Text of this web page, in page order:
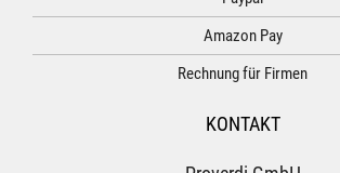
Amazon Pay
Rechnung für Firmen
KONTAKT